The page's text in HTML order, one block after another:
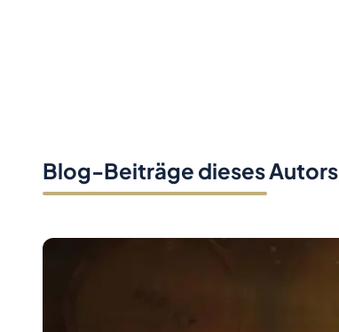
Blog-Beiträge dieses Autors